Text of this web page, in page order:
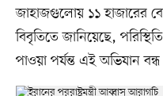
জাহাজগুলোয় ১১ হাজারের
বিবৃতিতে জানিয়েছে,
পাওয়া পর্যন্ত এই অভিযান বন্ধ